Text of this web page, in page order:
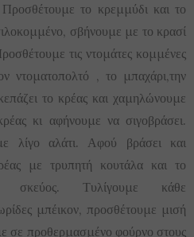
το κρεμμύδι και το
σβήνουμε με το κρασί
τις ντομάτες κομμένες
ντοματοπολτό , το μπαχάρι,την
το κρέας και χαμηλώνουμε
κι αφήνουμε να σιγοβράσει.
λίγο αλάτι. Αφού βράσει και
με τρυπητή κουτάλα και το
σκεύος. Τυλίγουμε κάθε
μπέικον, προσθέτουμε μισή
σε προθερμασμένο φούρνο στους